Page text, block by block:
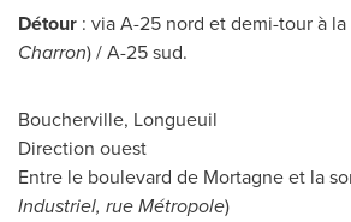
Détour : via A-25 nord et demi-tour à la
Charron) / A-25 sud.
Boucherville, Longueuil
Direction ouest
Entre le boulevard de Mortagne et la
Industriel, rue Métropole)